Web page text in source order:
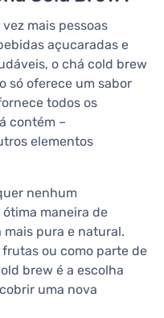
mais pessoas
açucaradas e
o chá cold brew
só oferece um sabor
todos os
contém –
elementos
nenhum
maneira de
pura e natural.
ou como parte de
brew é a escolha
uma nova